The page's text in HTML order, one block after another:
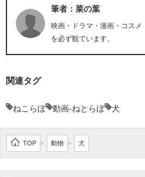
筆者：菜の葉
映画・ドラマ・漫画・コス
を必ず観ています。
関連タグ
ねこらぼ 動画-ねとらぼ 犬
TOP > 動物 > 犬